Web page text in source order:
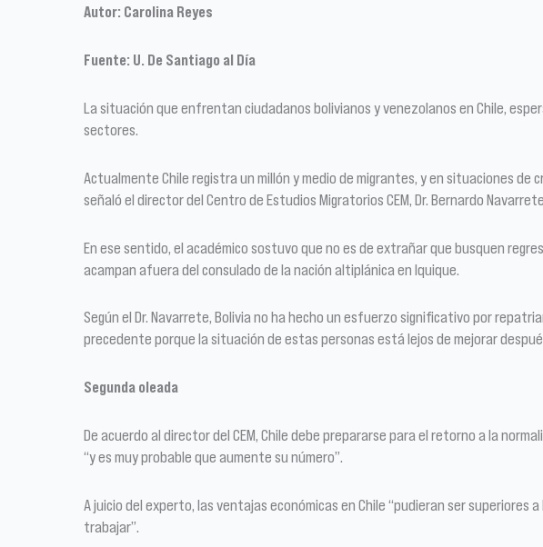
Autor: Carolina Reyes
Fuente: U. De Santiago al Día
La situación que enfrentan ciudadanos bolivianos y venezolanos en Chile,
sectores.
Actualmente Chile registra un millón y medio de migrantes, y en situaciones
señaló el director del Centro de Estudios Migratorios CEM, Dr. Bernardo
En ese sentido, el académico sostuvo que no es de extrañar que busquen
acampan afuera del consulado de la nación altiplánica en Iquique.
Según el Dr. Navarrete, Bolivia no ha hecho un esfuerzo significativo por
precedente porque la situación de estas personas está lejos de mejorar
Segunda oleada
De acuerdo al director del CEM, Chile debe prepararse para el retorno a la
“y es muy probable que aumente su número”.
A juicio del experto, las ventajas económicas en Chile “pudieran ser
trabajar”.